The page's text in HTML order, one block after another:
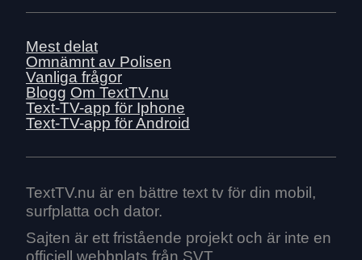
Ons 24 juni
Mån 22 juni
Sön 21 juni
Lör 20 juni
Fre 19 juni
Tis 16 juni
Mån 15 juni
Sön 14 juni
Mest delat
Omnämnt av Polisen
Vanliga frågor
Blogg Om TextTV.nu
Text-TV-app för Iphone
Text-TV-app för Android
TextTV.nu är en bättre text tv för din mobil,
surfplatta och dator.
Sajten är ett fristående projekt och är inte en
officiell webbplats från SVT.